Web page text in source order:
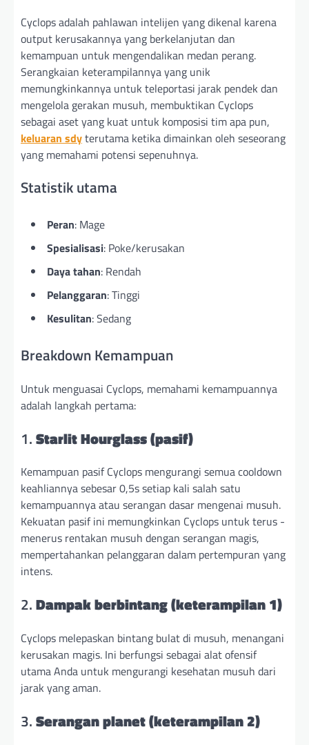
Cyclops adalah pahlawan intelijen yang dikenal karena
output kerusakannya yang berkelanjutan dan
kemampuan untuk mengendalikan medan perang.
Serangkaian keterampilannya yang unik
memungkinkannya untuk teleportasi jarak pendek dan
mengelola gerakan musuh, membuktikan Cyclops
sebagai aset yang kuat untuk komposisi tim apa pun,
keluaran sdyterutama ketika dimainkan oleh seseorang
yang memahami potensi sepenuhnya.
Statistik utama
Peran: Mage
Spesialisasi: Poke/kerusakan
Daya tahan: Rendah
Pelanggaran: Tinggi
Kesulitan: Sedang
Breakdown Kemampuan
Untuk menguasai Cyclops, memahami kemampuannya
adalah langkah pertama:
1.Starlit Hourglass (pasif)
Kemampuan pasif Cyclops mengurangi semua cooldown
keahliannya sebesar 0,5s setiap kali salah satu
kemampuannya atau serangan dasar mengenai musuh.
Kekuatan pasif ini memungkinkan Cyclops untuk terus -
menerus rentakan musuh dengan serangan magis,
mempertahankan pelanggaran dalam pertempuran yang
intens.
2.Dampak berbintang (keterampilan 1)
Cyclops melepaskan bintang bulat di musuh, menangani
kerusakan magis. Ini berfungsi sebagai alat ofensif
utama Anda untuk mengurangi kesehatan musuh dari
jarak yang aman.
3.Serangan planet (keterampilan 2)